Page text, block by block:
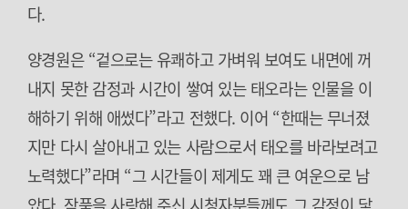
다.
양경원은 “겉으로는 유쾌하고 가벼워 보여도 내면에 꺼
내지 못한 감정과 시간이 쌓여 있는 태오라는 인물을 이
해하기 위해 애썼다”라고 전했다. 이어 “한때는 무너졌
지만 다시 살아내고 있는 사람으로서 태오를 바라보려고
노력했다”라며 “그 시간들이 제게도 꽤 큰 여운으로 남